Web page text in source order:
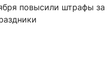
повысили штрафы за